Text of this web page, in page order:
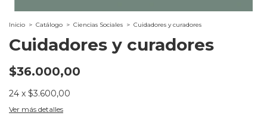
Inicio > Catálogo > Ciencias Sociales > Cuidadores y curadores
Cuidadores y curadores
$36.000,00
24 x $3.600,00
Ver más detalles